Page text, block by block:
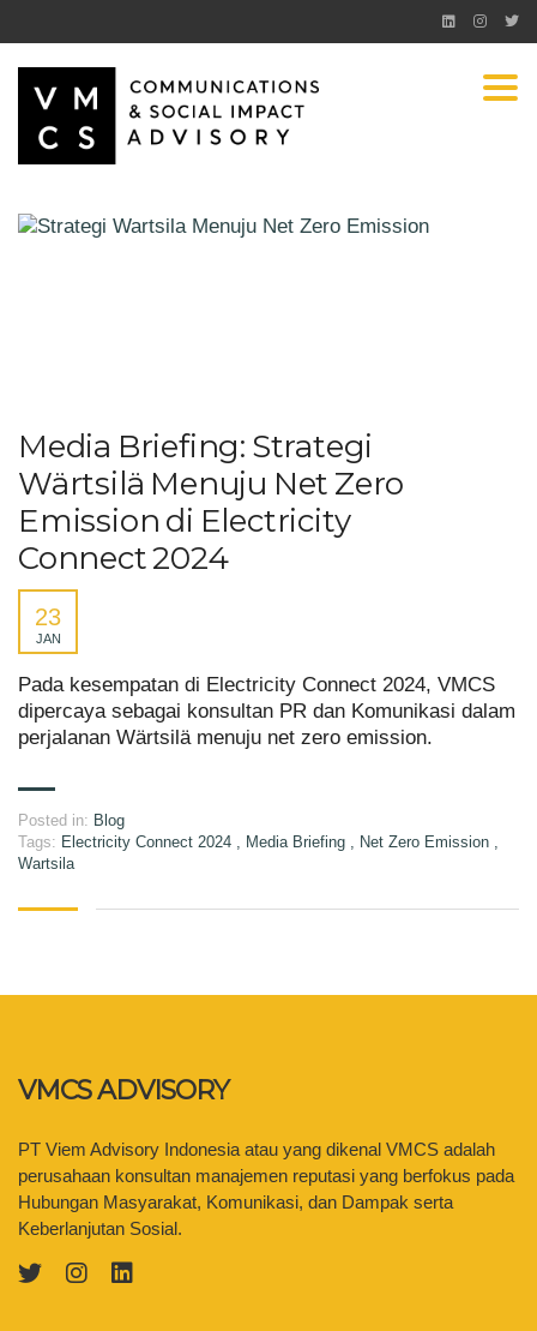
Media Briefing: Strategi
Wärtsilä Menuju Net Zero
Emission di Electricity
Connect 2024
23
JAN
Pada kesempatan di Electricity Connect 2024, VMCS
dipercaya sebagai konsultan PR dan Komunikasi dalam
perjalanan Wärtsilä menuju net zero emission.
Posted in: Blog
Tags: Electricity Connect 2024 , Media Briefing , Net Zero Emission ,
Wartsila
VMCS ADVISORY
PT Viem Advisory Indonesia atau yang dikenal VMCS adalah
perusahaan konsultan manajemen reputasi yang berfokus pada
Hubungan Masyarakat, Komunikasi, dan Dampak serta
Keberlanjutan Sosial.